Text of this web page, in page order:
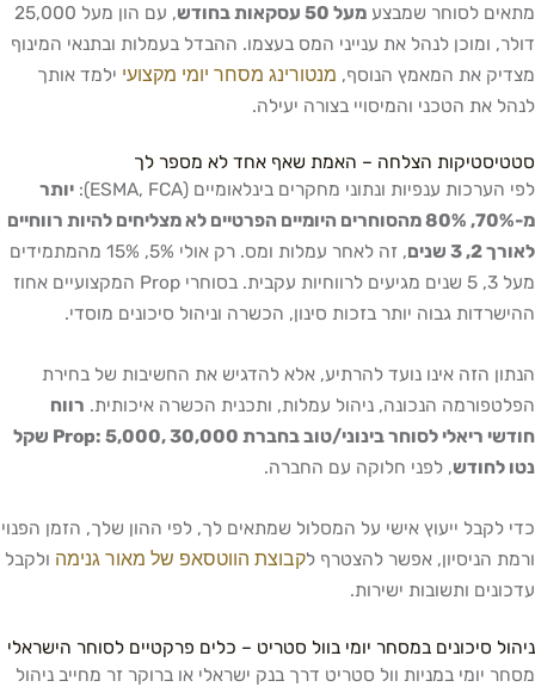
מתאים לסוחר שמבצע מעל 50 עסקאות בחודש
, עם הון מעל 25,000
דולר, ומוכן לנהל את ענייני המס בעצמו. ההבדל בעמלות ובתנאי המינוף
מצדיק את המאמץ הנוסף, מנטורינג מסחר יומי מקצועי ילמד אותך
לנהל את הטכני והמיסויי בצורה יעילה.
סטטיסטיקות הצלחה – האמת שאף אחד לא מספר לך
לפי הערכות ענפיות ונתוני מחקרים בינלאומיים (ESMA, FCA):
יותר
מ-70%, 80% מהסוחרים היומיים הפרטיים לא מצליחים להיות רווחיים
לאורך 2, 3 שנים
, זה לאחר עמלות ומס. רק אולי 5%, 15% מהמתמידים
מעל 3, 5 שנים מגיעים לרווחיות עקבית. בסוחרי Prop המקצועיים אחוז
ההישרדות גבוה יותר בזכות סינון, הכשרה וניהול סיכונים מוסדי.
הנתון הזה אינו נועד להרתיע, אלא להדגיש את החשיבות של בחירת
הפלטפורמה הנכונה, ניהול עמלות, ותכנית הכשרה איכותית. רווח
חודשי ריאלי לסוחר בינוני/טוב בחברת Prop: 5,000, 30,000 שקל
נטו לחודש, לפני חלוקה עם החברה.
כדי לקבל ייעוץ אישי על המסלול שמתאים לך, לפי ההון שלך, הזמן הפנוי
ורמת הניסיון, אפשר להצטרף לקבוצת הווטסאפ של מאור גנימה ולקבל
עדכונים ותשובות ישירות.
ניהול סיכונים במסחר יומי בוול סטריט – כלים פרקטיים לסוחר הישראלי
מסחר יומי במניות וול סטריט דרך בנק ישראלי או ברוקר זר מחייב ניהול